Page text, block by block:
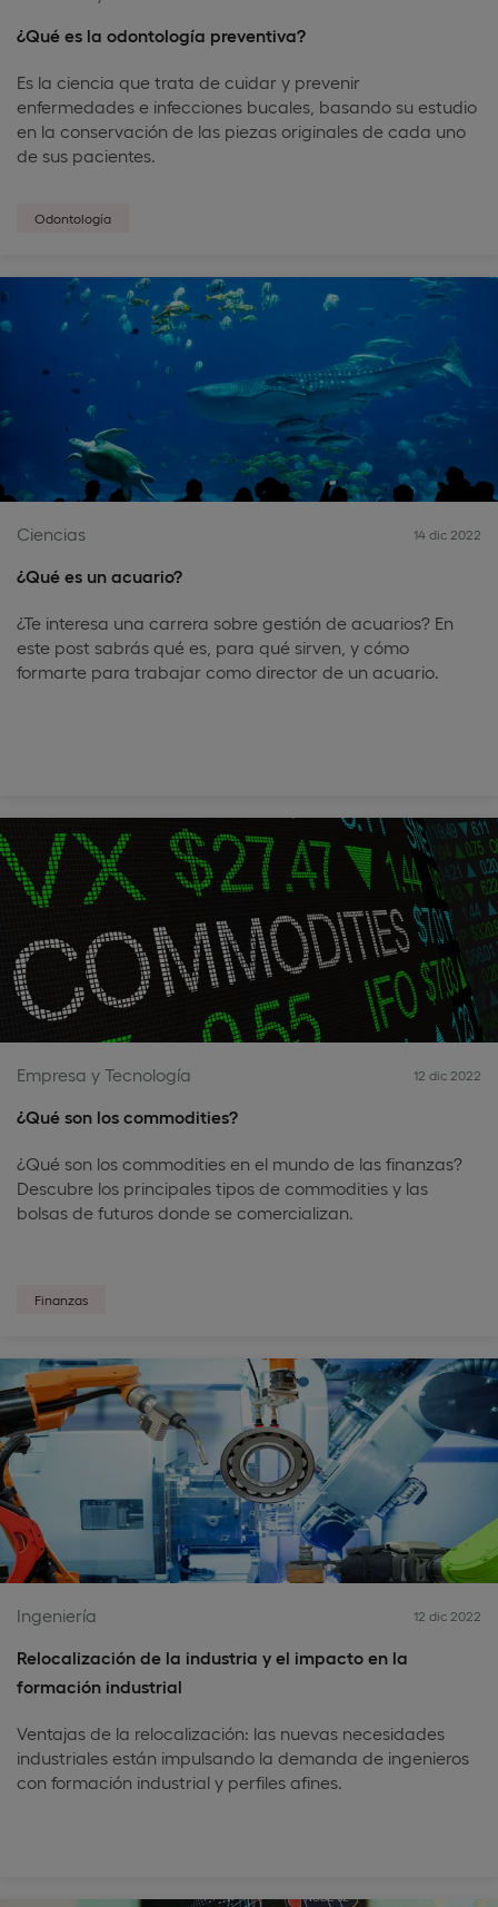
¿Qué es la odontología preventiva?
Es la ciencia que trata de cuidar y prevenir
enfermedades e infecciones bucales, basando su estudio
en la conservación de las piezas originales de cada uno
de sus pacientes.
Odontología
Ciencias 14 dic 2022
¿Qué es un acuario?
¿Te interesa una carrera sobre gestión de acuarios? En
este post sabrás qué es, para qué sirven, y cómo
formarte para trabajar como director de un acuario.
Empresa y Tecnología 12 dic 2022
¿Qué son los commodities?
¿Qué son los commodities en el mundo de las finanzas?
Descubre los principales tipos de commodities y las
bolsas de futuros donde se comercializan.
Finanzas
Ingeniería 12 dic 2022
Relocalización de la industria y el impacto en la
formación industrial
Ventajas de la relocalización: las nuevas necesidades
industriales están impulsando la demanda de ingenieros
con formación industrial y perfiles afines.